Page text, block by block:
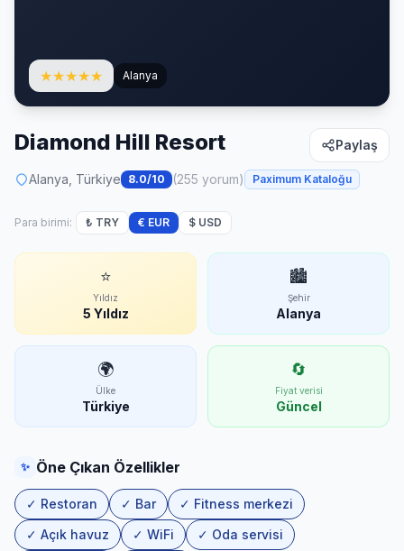
★★★★★ Alanya
Diamond Hill Resort Paylaş
Alanya, Türkiye 8.0/10 (255 yorum) Paximum Kataloğu
Para birimi: ₺ TRY € EUR $ USD
⭐
Yıldız
5 Yıldız
🏙
Şehir
Alanya
🌍
Ülke
Türkiye
🔄
Fiyat verisi
Güncel
✨ Öne Çıkan Özellikler
✓ Restoran ✓ Bar
✓ Fitness merkezi
✓ Açık havuz
✓ WiFi
✓ Oda servisi